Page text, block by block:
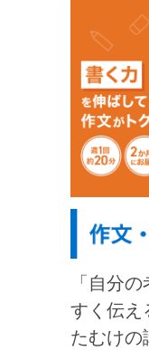
「自分
すく伝え
たむけの